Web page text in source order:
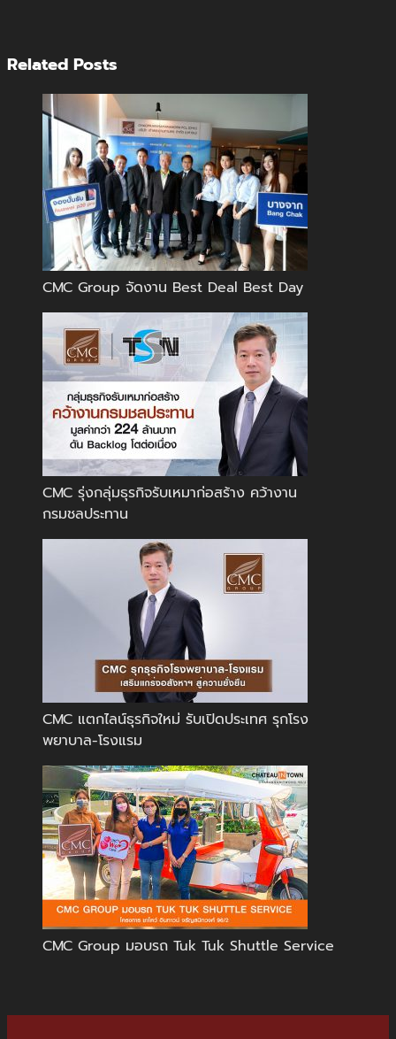
Related Posts
CMC Group จัดงาน Best Deal Best Day
CMC รุ่งกลุ่มธุรกิจรับเหมาก่อสร้าง คว้างาน
กรมชลประทาน
CMC แตกไลน์ธุรกิจใหม่ รับเปิดประเทศ รุกโรง
พยาบาล-โรงแรม
CMC Group มอบรถ Tuk Tuk Shuttle Service